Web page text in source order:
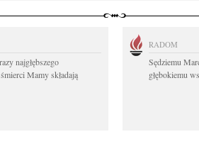
najgłębszego
Mamy składają
RADOM
Sędziemu
głębokiemu